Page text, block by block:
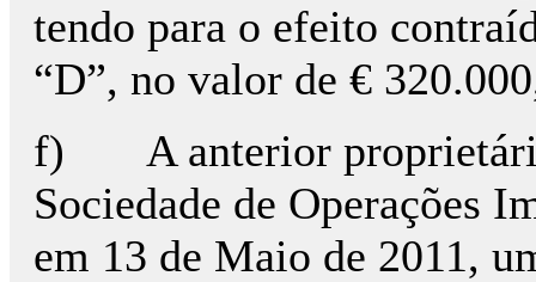
tendo para o efeito
“D”, no valor de €
f) A anterior proprietária
Sociedade de Operações
em 13 de Maio de 2011,